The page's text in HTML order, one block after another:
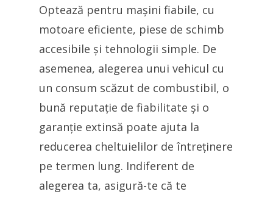
Optează pentru mașini fiabile, cu
motoare eficiente, piese de schimb
accesibile și tehnologii simple. De
asemenea, alegerea unui vehicul cu
un consum scăzut de combustibil, o
bună reputație de fiabilitate și o
garanție extinsă poate ajuta la
reducerea cheltuielilor de întreținere
pe termen lung. Indiferent de
alegerea ta, asigură-te că te